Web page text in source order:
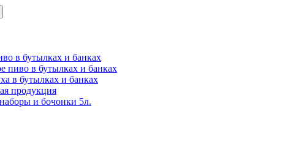
в бутылках и банках
пиво в бутылках и банках
в бутылках и банках
продукция
и бочонки 5л.